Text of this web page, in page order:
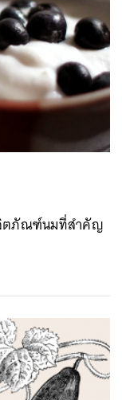
ลิตภัณฑ์นมที่สำคัญ